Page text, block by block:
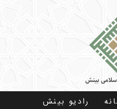
رادیو بینش